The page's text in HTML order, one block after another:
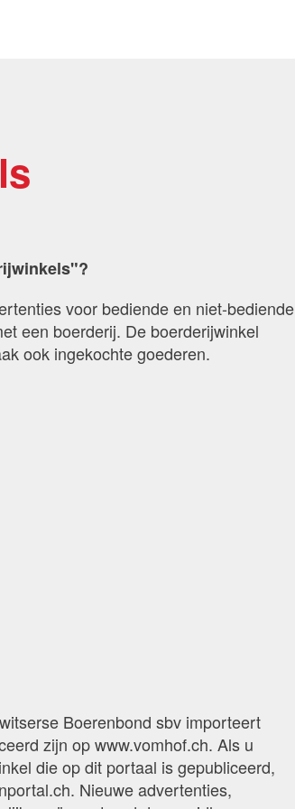
voor bediende en niet-bediende
een boerderij. De boerderijwinkel
ook ingekochte goederen.
Boerenbond sbv importeert
zijn op www.vomhof.ch. Als u
die op dit portaal is gepubliceerd,
Nieuwe advertenties,